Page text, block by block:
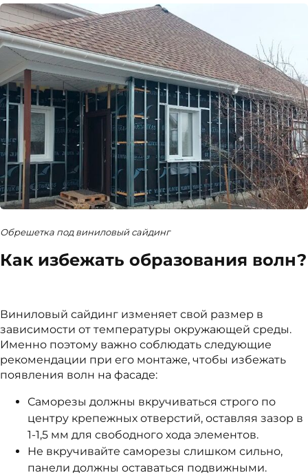
Обрешетка под виниловый сайдинг
Как избежать образования волн?
Виниловый сайдинг изменяет свой размер в
зависимости от температуры окружающей среды.
Именно поэтому важно соблюдать следующие
рекомендации при его монтаже, чтобы избежать
появления волн на фасаде:
Саморезы должны вкручиваться строго по
центру крепежных отверстий, оставляя зазор в
1-1,5 мм для свободного хода элементов.
Не вкручивайте саморезы слишком сильно,
панели должны оставаться подвижными.